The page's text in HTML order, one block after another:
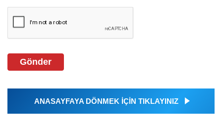
Gönder
ANASAYFAYA DÖNMEK İÇİN TIKLAYINIZ